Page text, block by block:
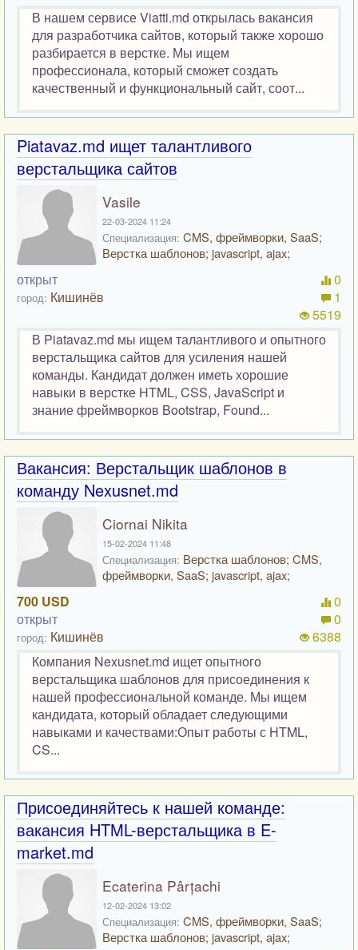
В нашем сервисе Viatti.md открылась вакансия
для разработчика сайтов, который также хорошо
разбирается в верстке. Мы ищем
профессионала, который сможет создать
качественный и функциональный сайт, соот...
Piatavaz.md ищет талантливого
верстальщика сайтов
Vasile
22-03-2024 11:24
Специализация: CMS, фреймворки, SaaS;
Верстка шаблонов; javascript, ajax;
открыт
город: Кишинёв
0
1
5519
В Piatavaz.md мы ищем талантливого и опытного
верстальщика сайтов для усиления нашей
команды. Кандидат должен иметь хорошие
навыки в верстке HTML, CSS, JavaScript и
знание фреймворков Bootstrap, Found...
Вакансия: Верстальщик шаблонов в
команду Nexusnet.md
Ciornai Nikita
15-02-2024 11:48
Специализация: Верстка шаблонов; CMS,
фреймворки, SaaS; javascript, ajax;
700 USD
открыт
город: Кишинёв
0
0
6388
Компания Nexusnet.md ищет опытного
верстальщика шаблонов для присоединения к
нашей профессиональной команде. Мы ищем
кандидата, который обладает следующими
навыками и качествами:Опыт работы с HTML,
CS...
Присоединяйтесь к нашей команде:
вакансия HTML-верстальщика в E-
market.md
Ecaterina Pârțachi
12-02-2024 13:02
Специализация: CMS, фреймворки, SaaS;
Верстка шаблонов; javascript, ajax;